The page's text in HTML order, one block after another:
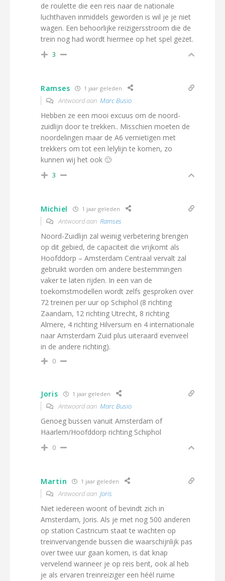
de roulette die een reis naar de nationale
luchthaven inmiddels geworden is wil je je niet
wagen. Een behoorlijke reizigersstroom die de
trein nog had wordt hiermee op het spel gezet.
3
Ramses 1 jaar geleden
Antwoord aan Marc Busio
Hebben ze een mooi excuus om de noord-
zuidlijn door te trekken.. Misschien moeten de
noordelingen maar de A6 vernietigen met
trekkers om tot een lelylijn te komen, zo
kunnen wij het ook 🙂
3
Michiel 1 jaar geleden
Antwoord aan Ramses
Noord-Zuidlijn zal weinig verbetering brengen
op dit gebied, de capaciteit die vrijkomt als
Hoofddorp – Amsterdam Centraal vervalt zal
gebruikt worden om andere bestemmingen
vaker te laten rijden. In een van de
toekomstmodellen wordt zelfs gesproken over
72 treinen per uur op Schiphol (8 richting
Zaandam, 12 richting Utrecht, 8 richting
Almere, 4 richting Hilversum en 4 internationale
naar Amsterdam Zuid plus uiteraard evenveel
in de andere richting).
0
Joris 1 jaar geleden
Antwoord aan Marc Busio
Genoeg bussen vanuit Amsterdam of
Haarlem/Hoofddorp richting Schiphol
0
Martin 1 jaar geleden
Antwoord aan Joris
Niet iedereen woont of bevindt zich in
Amsterdam, Joris. Als je met nog 500 anderen
op station Castricum staat te wachten op
treinvervangende bussen die waarschijnlijk pas
over twee uur gaan komen, is dat knap
vervelend wanneer je op reis bent, ook al heb
je als ervaren treinreiziger een héél ruime